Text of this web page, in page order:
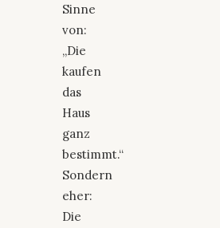
Sinne
von:
„Die
kaufen
das
Haus
ganz
bestimmt.“
Sondern
eher:
Die